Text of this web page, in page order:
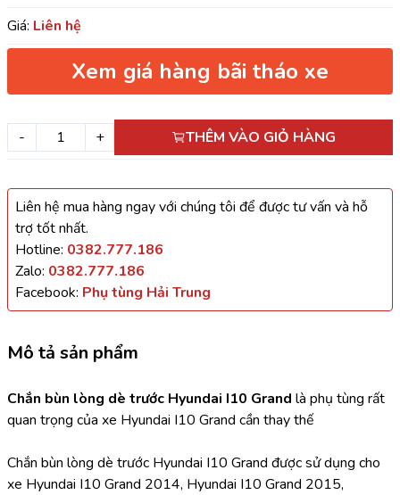
Giá: Liên hệ
Xem giá hàng bãi tháo xe
- + THÊM VÀO GIỎ HÀNG
Liên hệ mua hàng ngay với chúng tôi để được tư vấn và hỗ
trợ tốt nhất.
Hotline: 0382.777.186
Zalo: 0382.777.186
Facebook: Phụ tùng Hải Trung
Mô tả sản phẩm
Chắn bùn lòng dè trước Hyundai I10 Grand là phụ tùng rất
quan trọng của xe Hyundai I10 Grand cần thay thế
Chắn bùn lòng dè trước Hyundai I10 Grand được sử dụng cho
xe Hyundai I10 Grand 2014, Hyundai I10 Grand 2015,